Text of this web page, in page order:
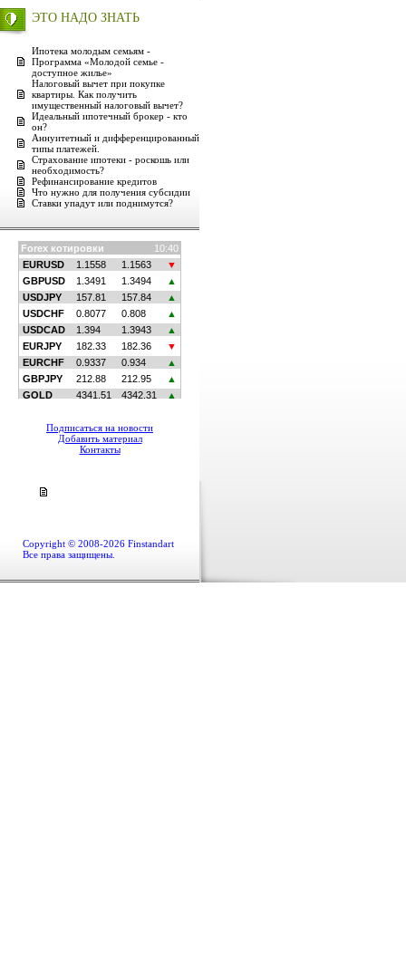
ЭТО НАДО ЗНАТЬ
Ипотека молодым семьям -
Программа «Молодой семье -
доступное жилье»
Налоговый вычет при покупке
квартиры. Как получить
имущественный налоговый вычет?
Идеальный ипотечный брокер - кто
он?
Аннуитетный и дифференцированный
типы платежей.
Страхование ипотеки - роскошь или
необходимость?
Рефинансирование кредитов
Что нужно для получения субсидии
Ставки упадут или поднимутся?
Подписаться на новости
Добавить материал
Контакты
Copyright © 2008-2026 Finstandart
Все права защищены.